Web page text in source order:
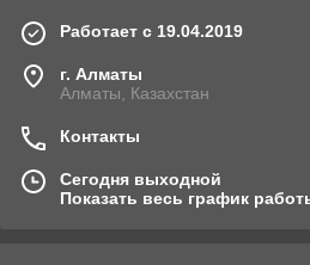
Работает с 19.04.2019
г. Алматы
Алматы, Казахстан
Контакты
Сегодня выходной
Показать весь график